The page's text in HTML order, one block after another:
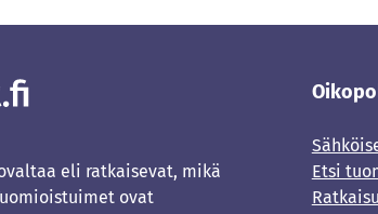
eli ratkaisevat, mikä
ovat
Etsi